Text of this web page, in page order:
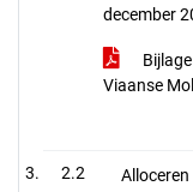
december
Viaanse
2.2